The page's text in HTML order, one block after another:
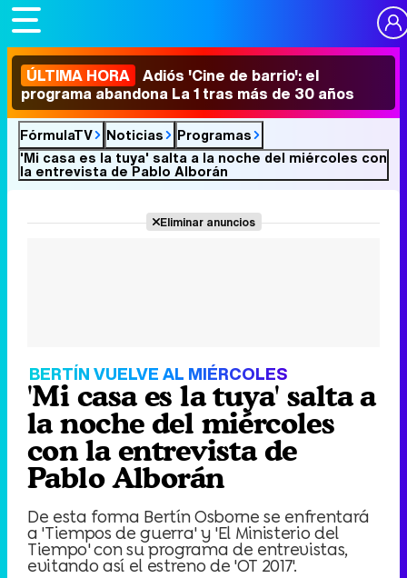
ÚLTIMA HORA Adiós 'Cine de barrio': el
programa abandona La 1 tras más de 30 años
FórmulaTV Noticias
Programas
'Mi casa es la tuya' salta a la noche del miércoles con
la entrevista de Pablo Alborán
Eliminar anuncios
BERTÍN VUELVE AL MIÉRCOLES
'Mi casa es la tuya' salta a
la noche del miércoles
con la entrevista de
Pablo Alborán
De esta forma Bertín Osborne se enfrentará
a 'Tiempos de guerra' y 'El Ministerio del
Tiempo' con su programa de entrevistas,
evitando así el estreno de 'OT 2017'.